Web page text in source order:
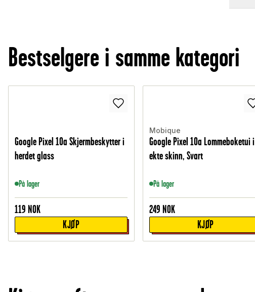
Bestselgere i samme kategori
Google Pixel 10a Skjermbeskytter i
herdet glass
På lager
119 NOK
KJØP
Mobique
Google Pixel 10a Lommeboketui i
ekte skinn, Svart
På lager
249 NOK
KJØP